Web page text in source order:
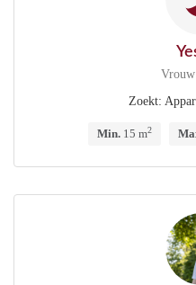
Zoekt:
Min.15 m2